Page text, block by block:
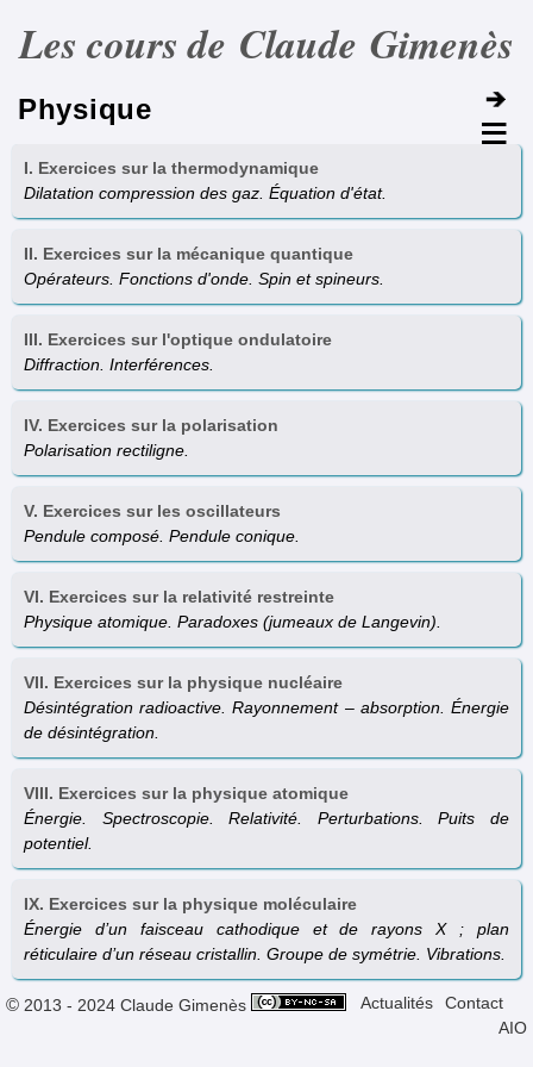
Les cours de Claude Gimenès
Physique
I. Exercices sur la thermodynamique
Dilatation compression des gaz. Équation d'état.
II. Exercices sur la mécanique quantique
Opérateurs. Fonctions d'onde. Spin et spineurs.
III. Exercices sur l'optique ondulatoire
Diffraction. Interférences.
IV. Exercices sur la polarisation
Polarisation rectiligne.
V. Exercices sur les oscillateurs
Pendule composé. Pendule conique.
VI. Exercices sur la relativité restreinte
Physique atomique. Paradoxes (jumeaux de Langevin).
VII. Exercices sur la physique nucléaire
Désintégration radioactive. Rayonnement – absorption. Énergie
de désintégration.
VIII. Exercices sur la physique atomique
Énergie. Spectroscopie. Relativité. Perturbations. Puits de
potentiel.
IX. Exercices sur la physique moléculaire
Énergie d’un faisceau cathodique et de rayons X ; plan
réticulaire d’un réseau cristallin. Groupe de symétrie. Vibrations.
© 2013 - 2024 Claude Gimenès Actualités
Contact
AIO